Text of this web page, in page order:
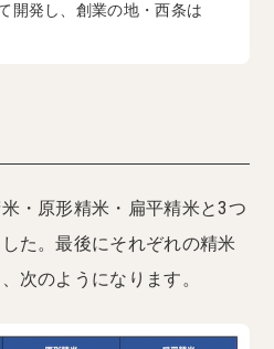
開発し、創業の地・西条は
・原形精米・扁平精米と3つ
た。最後にそれぞれの精米
次のようになります。